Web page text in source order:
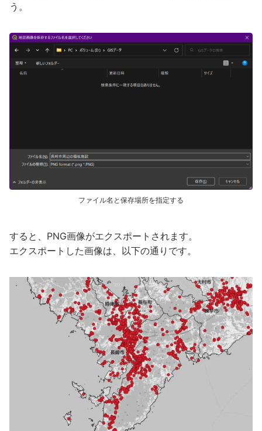
う。
ファイル名と保存場所を指定する
すると、PNG画像がエクスポートされます。
エクスポートした画像は、以下の通りです。